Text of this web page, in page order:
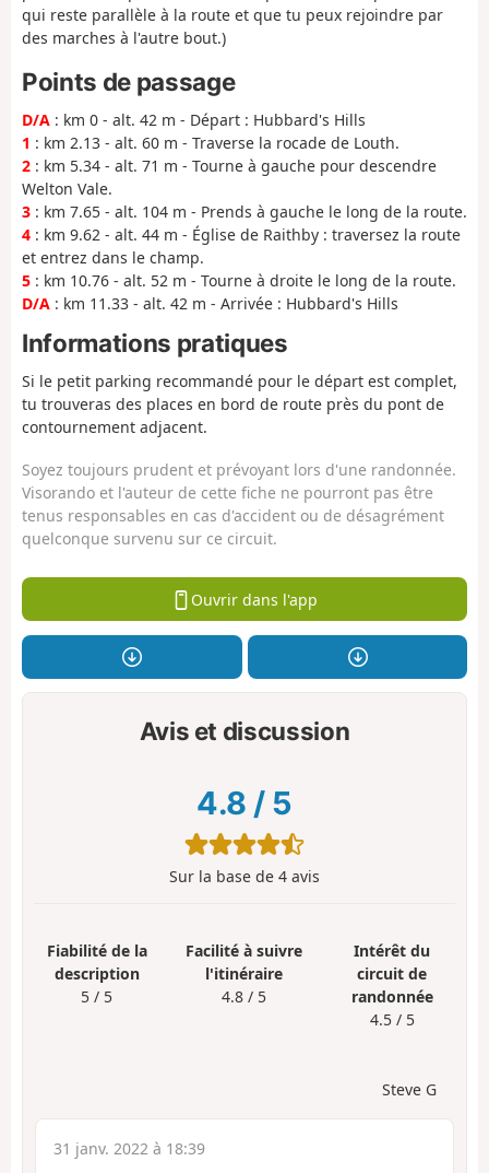
qui reste parallèle à la route et que tu peux rejoindre par
des marches à l'autre bout.)
Points de passage
D/A : km 0 - alt. 42 m - Départ : Hubbard's Hills
1 : km 2.13 - alt. 60 m - Traverse la rocade de Louth.
2 : km 5.34 - alt. 71 m - Tourne à gauche pour descendre
Welton Vale.
3 : km 7.65 - alt. 104 m - Prends à gauche le long de la route.
4 : km 9.62 - alt. 44 m - Église de Raithby : traversez la route
et entrez dans le champ.
5 : km 10.76 - alt. 52 m - Tourne à droite le long de la route.
D/A : km 11.33 - alt. 42 m - Arrivée : Hubbard's Hills
Informations pratiques
Si le petit parking recommandé pour le départ est complet,
tu trouveras des places en bord de route près du pont de
contournement adjacent.
Soyez toujours prudent et prévoyant lors d'une randonnée.
Visorando et l'auteur de cette fiche ne pourront pas être
tenus responsables en cas d'accident ou de désagrément
quelconque survenu sur ce circuit.
Ouvrir dans l'app
Avis et discussion
4.8 / 5
Sur la base de 4 avis
Fiabilité de la
description
5 / 5
Facilité à suivre
l'itinéraire
4.8 / 5
Intérêt du
circuit de
randonnée
4.5 / 5
Steve G
31 janv. 2022 à 18:39